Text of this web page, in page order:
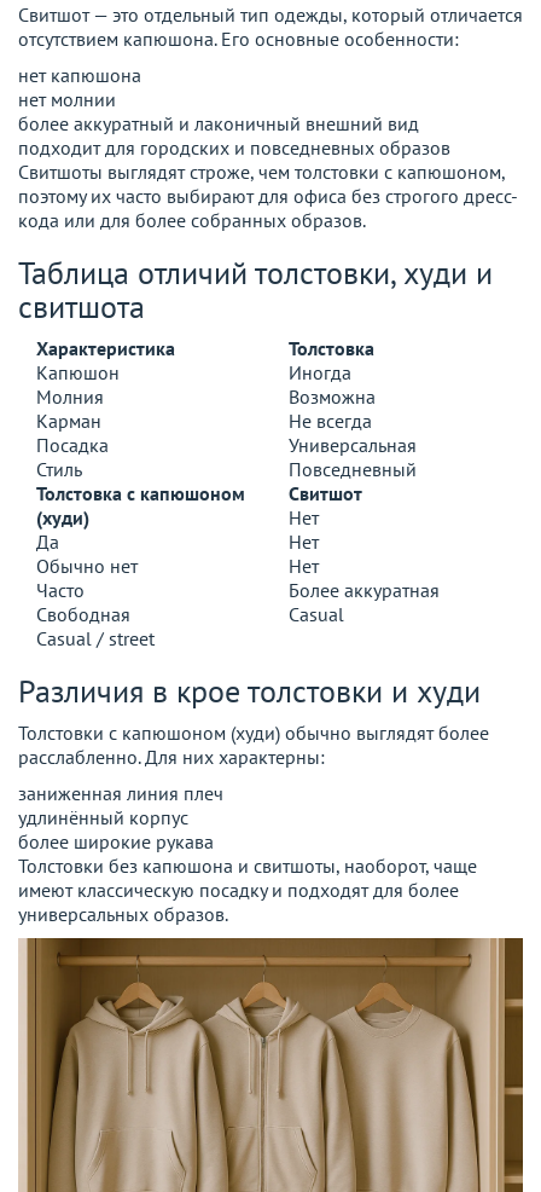
Свитшот — это отдельный тип одежды, который отличается
отсутствием капюшона. Его основные особенности:
нет капюшона
нет молнии
более аккуратный и лаконичный внешний вид
подходит для городских и повседневных образов
Свитшоты выглядят строже, чем толстовки с капюшоном,
поэтому их часто выбирают для офиса без строгого дресс-
кода или для более собранных образов.
Таблица отличий толстовки, худи и
свитшота
Характеристика
Капюшон
Молния
Карман
Посадка
Стиль
Толстовка
Иногда
Возможна
Не всегда
Универсальная
Повседневный
Толстовка с капюшоном
(худи)
Да
Обычно нет
Часто
Свободная
Casual / street
Свитшот
Нет
Нет
Нет
Более аккуратная
Casual
Различия в крое толстовки и худи
Толстовки с капюшоном (худи) обычно выглядят более
расслабленно. Для них характерны:
заниженная линия плеч
удлинённый корпус
более широкие рукава
Толстовки без капюшона и свитшоты, наоборот, чаще
имеют классическую посадку и подходят для более
универсальных образов.